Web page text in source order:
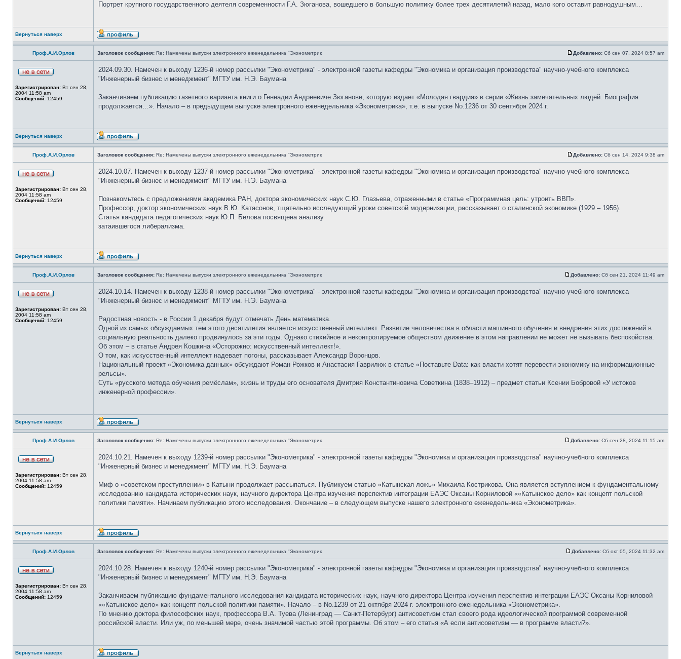
Портрет крупного государственного деятеля современности Г.А. Зюганова, вошедшего в большую политику более трех десятилетий назад, мало кого оставит равнодушным…
Вернуться наверх
Проф.А.И.Орлов Заголовок сообщения: Re: Намечены выпуски электронного еженедельника "Эконометрик Добавлено: Сб сен 07, 2024 8:57 am
Зарегистрирован: Вт сен 28,
2004 11:58 am
Сообщений: 12459
2024.09.30. Намечен к выходу 1236-й номер рассылки "Эконометрика" - электронной газеты кафедры "Экономика и организация производства" научно-учебного комплекса
"Инженерный бизнес и менеджмент" МГТУ им. Н.Э. Баумана
Заканчиваем публикацию газетного варианта книги о Геннадии Андреевиче Зюганове, которую издает «Молодая гвардия» в серии «Жизнь замечательных людей. Биография
продолжается…». Начало – в предыдущем выпуске электронного еженедельника «Эконометрика», т.е. в выпуске No.1236 от 30 сентября 2024 г.
Вернуться наверх
Проф.А.И.Орлов Заголовок сообщения: Re: Намечены выпуски электронного еженедельника "Эконометрик Добавлено: Сб сен 14, 2024 9:38 am
Зарегистрирован: Вт сен 28,
2004 11:58 am
Сообщений: 12459
2024.10.07. Намечен к выходу 1237-й номер рассылки "Эконометрика" - электронной газеты кафедры "Экономика и организация производства" научно-учебного комплекса
"Инженерный бизнес и менеджмент" МГТУ им. Н.Э. Баумана
Познакомьтесь с предложениями академика РАН, доктора экономических наук С.Ю. Глазьева, отраженными в статье «Программная цель: утроить ВВП».
Профессор, доктор экономических наук В.Ю. Катасонов, тщательно исследующий уроки советской модернизации, рассказывает о сталинской экономике (1929 – 1956).
Статья кандидата педагогических наук Ю.П. Белова посвящена анализу
затаившегося либерализма.
Вернуться наверх
Проф.А.И.Орлов Заголовок сообщения: Re: Намечены выпуски электронного еженедельника "Эконометрик Добавлено: Сб сен 21, 2024 11:49 am
Зарегистрирован: Вт сен 28,
2004 11:58 am
Сообщений: 12459
2024.10.14. Намечен к выходу 1238-й номер рассылки "Эконометрика" - электронной газеты кафедры "Экономика и организация производства" научно-учебного комплекса
"Инженерный бизнес и менеджмент" МГТУ им. Н.Э. Баумана
Радостная новость - в России 1 декабря будут отмечать День математика.
Одной из самых обсуждаемых тем этого десятилетия является искусственный интеллект. Развитие человечества в области машинного обучения и внедрения этих достижений в
социальную реальность далеко продвинулось за эти годы. Однако стихийное и неконтролируемое обществом движение в этом направлении не может не вызывать беспокойства.
Об этом – в статье Андрея Кошкина «Осторожно: искусственный интеллект!».
О том, как искусственный интеллект надевает погоны, рассказывает Александр Воронцов.
Национальный проект «Экономика данных» обсуждают Роман Рожков и Анастасия Гаврилюк в статье «Поставьте Data: как власти хотят перевести экономику на информационные
рельсы».
Суть «русского метода обучения ремёслам», жизнь и труды его основателя Дмитрия Константиновича Советкина (1838–1912) – предмет статьи Ксении Бобровой «У истоков
инженерной профессии».
Вернуться наверх
Проф.А.И.Орлов Заголовок сообщения: Re: Намечены выпуски электронного еженедельника "Эконометрик Добавлено: Сб сен 28, 2024 11:15 am
Зарегистрирован: Вт сен 28,
2004 11:58 am
Сообщений: 12459
2024.10.21. Намечен к выходу 1239-й номер рассылки "Эконометрика" - электронной газеты кафедры "Экономика и организация производства" научно-учебного комплекса
"Инженерный бизнес и менеджмент" МГТУ им. Н.Э. Баумана
Миф о «советском преступлении» в Катыни продолжает рассыпаться. Публикуем статью «Катынская ложь» Михаила Кострикова. Она является вступлением к фундаментальному
исследованию кандидата исторических наук, научного директора Центра изучения перспектив интеграции ЕАЭС Оксаны Корниловой ««Катынское дело» как концепт польской
политики памяти». Начинаем публикацию этого исследования. Окончание – в следующем выпуске нашего электронного еженедельника «Эконометрика».
Вернуться наверх
Проф.А.И.Орлов Заголовок сообщения: Re: Намечены выпуски электронного еженедельника "Эконометрик Добавлено: Сб окт 05, 2024 11:32 am
Зарегистрирован: Вт сен 28,
2004 11:58 am
Сообщений: 12459
2024.10.28. Намечен к выходу 1240-й номер рассылки "Эконометрика" - электронной газеты кафедры "Экономика и организация производства" научно-учебного комплекса
"Инженерный бизнес и менеджмент" МГТУ им. Н.Э. Баумана
Заканчиваем публикацию фундаментального исследования кандидата исторических наук, научного директора Центра изучения перспектив интеграции ЕАЭС Оксаны Корниловой
««Катынское дело» как концепт польской политики памяти». Начало – в No.1239 от 21 октября 2024 г. электронного еженедельника «Эконометрика».
По мнению доктора философских наук, профессора В.А. Туева (Ленинград — Санкт-Петербург) антисоветизм стал своего рода идеологической программой современной
российской власти. Или уж, по меньшей мере, очень значимой частью этой программы. Об этом – его статья «А если антисоветизм — в программе власти?».
Вернуться наверх